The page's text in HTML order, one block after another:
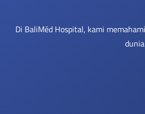
Di BaliMéd Hospital, kami